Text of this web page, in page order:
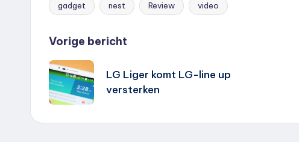
Tags:
gadget nest Review video
Bericht
navigatie
Vorige bericht
LG Liger komt LG-line up
versterken